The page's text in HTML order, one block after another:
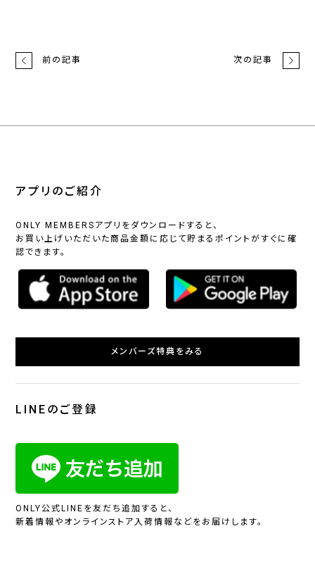
前の記事 次の記事
アプリのご紹介
ONLY MEMBERSアプリをダウンロードすると、
お買い上げいただいた商品金額に応じて貯まるポイントがすぐに確
認できます。
メンバーズ特典をみる
LINEのご登録
ONLY公式LINEを友だち追加すると、
新着情報やオンラインストア入荷情報などをお届けします。